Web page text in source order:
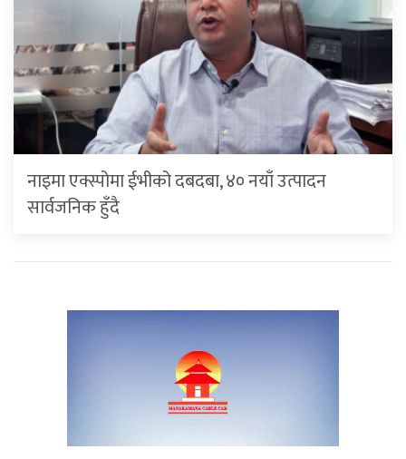
नाइमा एक्स्पोमा ईभीको दबदबा, ४० नयाँ उत्पादन
सार्वजनिक हुँदै